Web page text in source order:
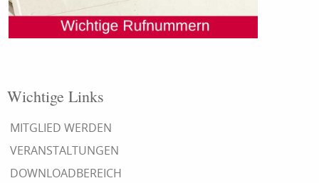
Wichtige Links
MITGLIED WERDEN
VERANSTALTUNGEN
DOWNLOADBEREICH